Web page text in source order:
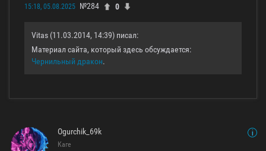
15:18, 05.08.2025 №284 0
Vitas (11.03.2014, 14:39) писал:
Материал сайта, который здесь обсуждается:
Чернильный дракон.
Ogurchik_69k
Каге